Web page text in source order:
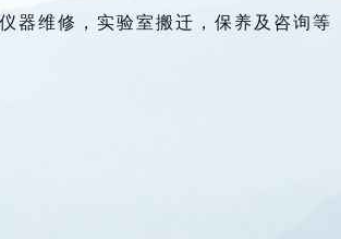
器维修，实验室搬迁，保养及咨询等